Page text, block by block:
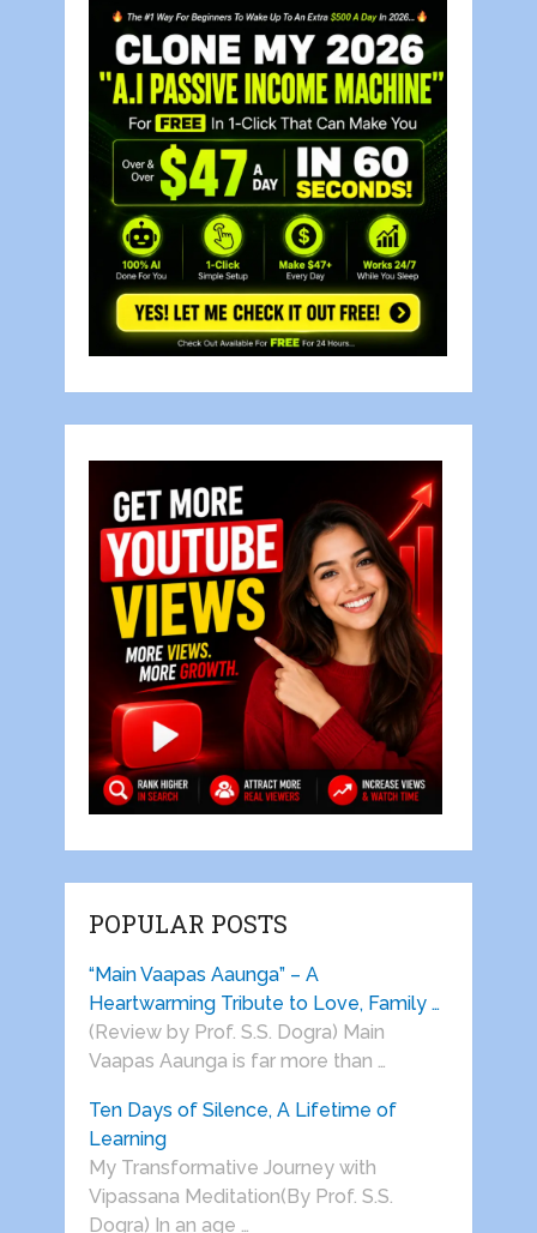
POPULAR POSTS
“Main Vaapas Aaunga” – A
Heartwarming Tribute to Love, Family …
(Review by Prof. S.S. Dogra) Main
Vaapas Aaunga is far more than …
Ten Days of Silence, A Lifetime of
Learning
My Transformative Journey with
Vipassana Meditation(By Prof. S.S.
Dogra) In an age …